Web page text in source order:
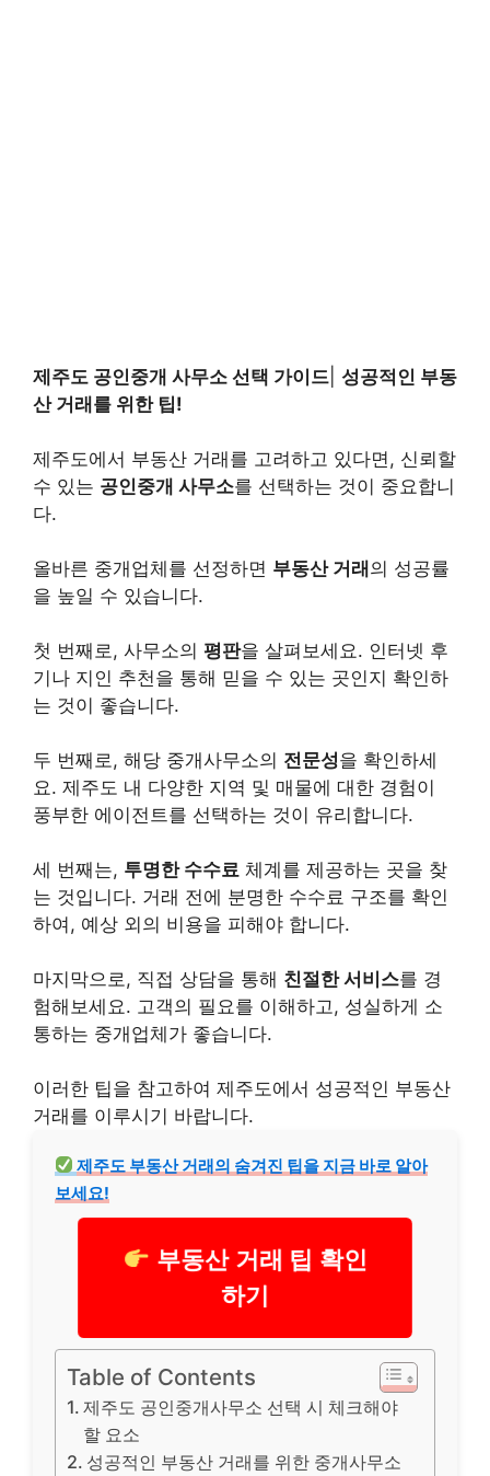
제주도 공인중개 사무소 선택 가이드 성공적인 부동
산거래를 위한 팁!
제주도에서 부동산 거래를 고려하고 있다면, 신뢰할
수 있는 공인중개 사무소를 선택하는 것이 중요합니
다.
올바른 중개업체를 선정하면 부동산 거래의 성공률
을 높일 수 있습니다.
첫 번째로, 사무소의 평판을 살펴보세요. 인터넷 후
기나 지인 추천을 통해 믿을 수 있는 곳인지 확인하
는 것이 좋습니다.
두 번째로, 해당 중개사무소의 전문성을 확인하세
요. 제주도 내 다양한 지역 및 매물에 대한 경험이
풍부한 에이전트를 선택하는 것이 유리합니다.
세 번째는, 투명한 수수료 체계를 제공하는 곳을 찾
는 것입니다. 거래 전에 분명한 수수료 구조를 확인
하여, 예상 외의 비용을 피해야 합니다.
마지막으로, 직접 상담을 통해 친절한서비스를 경
험해보세요. 고객의 필요를 이해하고, 성실하게 소
통하는 중개업체가 좋습니다.
이러한 팁을 참고하여 제주도에서 성공적인 부동산
거래를 이루시기 바랍니다.
제주도 부동산 거래의 숨겨진 팁을 지금 바로 알아
보세요!
부동산 거래 팁 확인
하기
Table of Contents
제주도 공인중개사무소 선택 시 체크해야
할 요소
성공적인 부동산 거래를 위한 중개사무소